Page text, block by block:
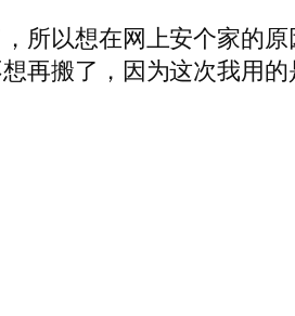
所以想在网上安个家的
再搬了，因为这次我用